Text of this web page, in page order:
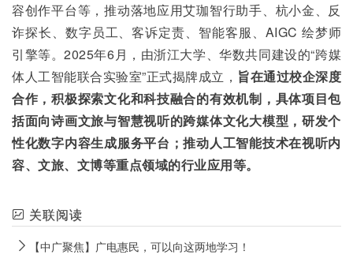
容创作平台等，推动落地应用艾珈智行助手、杭小金、反
诈探长、数字员工、客诉定责、智能客服、AIGC 绘梦师
引擎等。2025年6月，由浙江大学、华数共同建设的“跨媒
体人工智能联合实验室”正式揭牌成立， 旨在通过校企深度
合作，积极探索文化和科技融合的有效机制，具体项目包
括面向诗画文旅与智慧视听的跨媒体文化大模型，研发个
性化数字内容生成服务平台；推动人工智能技术在视听内
容、文旅、文博等重点领域的行业应用等。
关联阅读
【中广聚焦】广电惠民，可以向这两地学习！